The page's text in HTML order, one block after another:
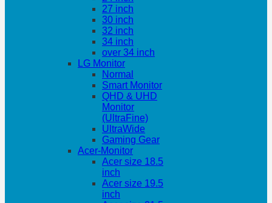
27 inch
30 inch
32 inch
34 inch
over 34 inch
LG Monitor
Normal
Smart Monitor
QHD & UHD
Monitor
(UltraFine)
UltraWide
Gaming Gear
Acer-Monitor
Acer size 18.5
inch
Acer size 19.5
inch